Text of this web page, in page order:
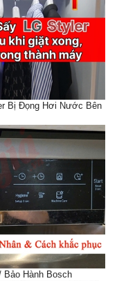
Bị Đọng Hơi Nước Bên
Hành Bosch